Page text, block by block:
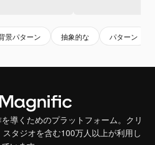
景パターン 抽象的な パターン
導くためのプラットフォーム。クリ
タジオを含む100万人以上が利用し